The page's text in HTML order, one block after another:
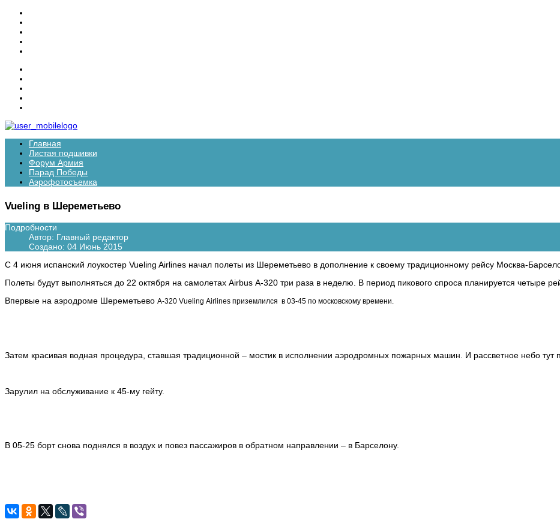
Главная
Листая подшивки
Форум Армия
Парад Победы
Аэрофотосъемка
Vueling в Шереметьево
Подробности
Автор: Главный редактор
Создано: 04 Июнь 2015
С 4 июня испанский лоукостер Vueling Airlines начал полеты из Шереметьево в дополнение к своему традиционному рейсу Москва-
Полеты будут выполняться до 22 октября на самолетах Airbus А-320 три раза в неделю. В период пикового спроса планируется четыре
Впервые на аэродроме Шереметьево А-320 Vueling Airlines приземлился в 03-45 по московскому времени.
Затем красивая водная процедура, ставшая традиционной – мостик в исполнении аэродромных пожарных машин. И рассветное небо тут
Зарулил на обслуживание к 45-му гейту.
В 05-25 борт снова поднялся в воздух и повез пассажиров в обратном направлении – в Барселону.